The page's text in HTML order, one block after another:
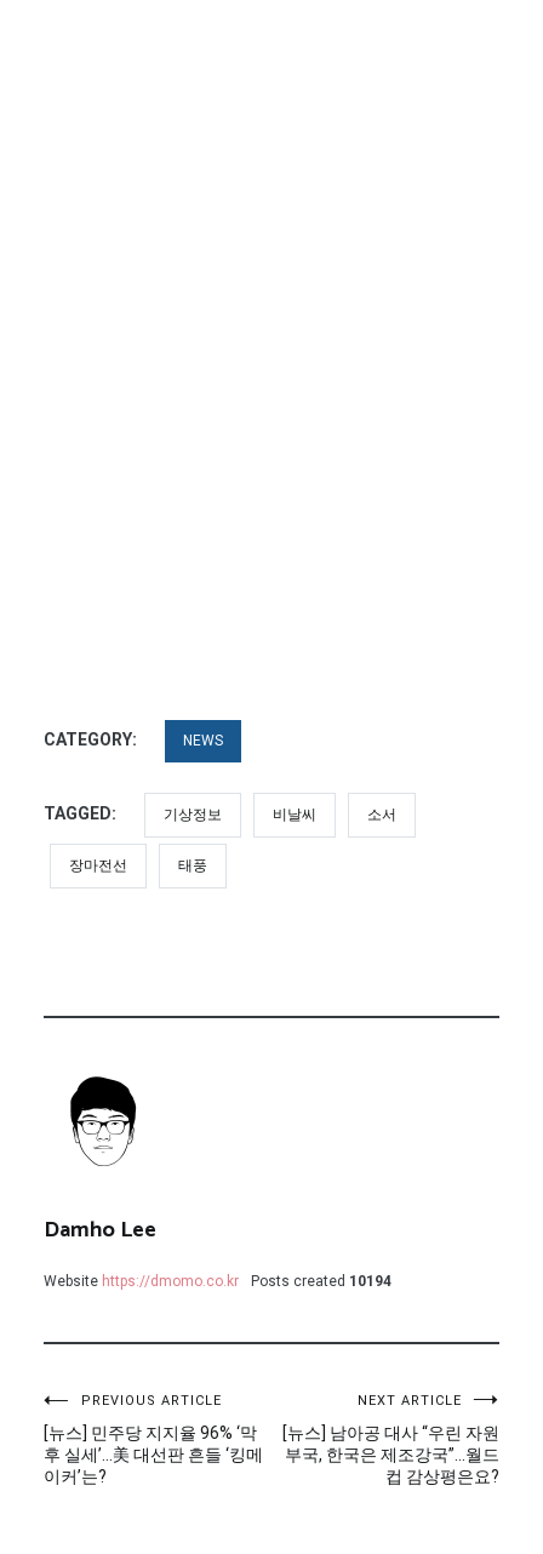
CATEGORY: NEWS
TAGGED: 기상정보 비날씨 소서
장마전선 태풍
Damho Lee
Website https://dmomo.co.kr Posts created 10194
글
탐
색
PREVIOUS ARTICLE
[뉴스] 민주당 지지율 96% ‘막
후 실세’…美 대선판 흔들 ‘킹메
이커’는?
NEXT ARTICLE
[뉴스] 남아공 대사 “우린 자원
부국, 한국은 제조강국”…월드
컵 감상평은요?